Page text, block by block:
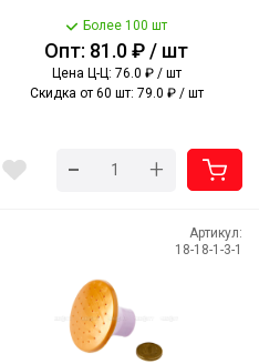
Более 100 шт
Опт: 81.0 ₽ / шт
Цена Ц-Ц: 76.0 ₽ / шт
Скидка от 60 шт: 79.0 ₽ / шт
- +
Артикул:
18-18-1-3-1